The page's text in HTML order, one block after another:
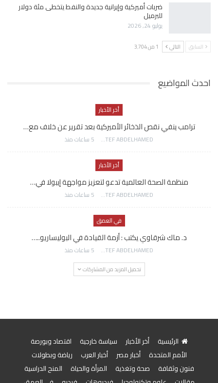
ضربات أميركية وإيرانية جديدة والنفط يتخطى مئة دولار
للبرميل
يوليو 24, 2026
السابق التالي 1 من 3٬704
احدث المواضيع
أخر الأخبار
ترامب ينفي نقص الذخائر الأميركية بعد تقرير عن خلاف مع…
AWATEF ABDELHAMED 5 ساعات منذ
أخر الأخبار
منظمة الصحة العالمية تدعو لتعزيز مواجهة إيبولا في…
AWATEF ABDELHAMED 5 ساعات منذ
في العمق
د. ماك شرقاوي يكتب : أزمة القيادة في البوليساريو..…
AWATEF ABDELHAMED 5 ساعات منذ
تحميل المزيد من المشاركات
الرئيسية أخر الأخبار سياسة خارجية
اقتصاد وبورصة
الأمم المتحدة
أخبار مصر أخبار العرب
رياضة وبطولات
فنون وثقافة
صحة وتغذية المرأة والحياة
المنح الدراسية